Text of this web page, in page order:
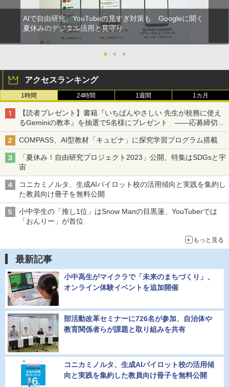
AIで自由研究、YouTubeの見すぎ対策も Googleに聞く
夏休みのデジタル活用と見守り
● ● ●
アクセスランキング
1時間 24時間 1週間 1カ月
【読者プレゼント】書籍『いちばんやさしい 先生が校務に使え
るGeminiの教本』を抽選で5名様にプレゼント ――応募締切は
2026年8月12日（水）まで
COMPASS、AI型教材「キュビナ」に探究学習プログラム搭載
「夏休み！自由研究プロジェクト2023」公開、特集はSDGsと宇
宙
コニカミノルタ、生成AIパイロット校の活用傾向と実践を集約し
た教員向け冊子を無料公開
小中学生の「推し1位」はSnow Manの目黒蓮、YouTuberでは
「おんりー」が首位
もっと見る
最新記事
小中高生がマイクラで「未来のまちづくり」、
オンライン体験イベントを追加開催
部活動改革セミナーに726名が参加、自治体や
教育関係者らが課題と取り組みを共有
コニカミノルタ、生成AIパイロット校の活用傾
向と実践を集約した教員向け冊子を無料公開